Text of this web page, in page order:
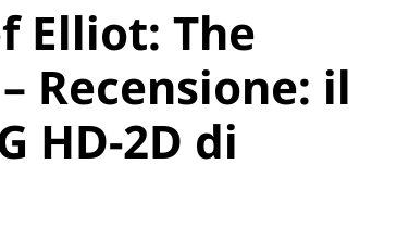
Elliot: The
Recensione: il
HD-2D di